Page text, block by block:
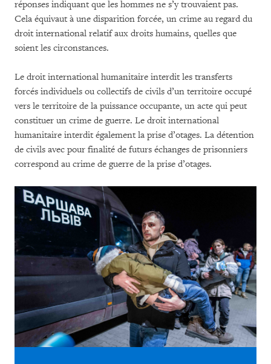
réponses indiquant que les hommes ne s’y trouvaient pas.
Cela équivaut à une disparition forcée, un crime au regard du
droit international relatif aux droits humains, quelles que
soient les circonstances.
Le droit international humanitaire interdit les transferts
forcés individuels ou collectifs de civils d’un territoire occupé
vers le territoire de la puissance occupante, un acte qui peut
constituer un crime de guerre. Le droit international
humanitaire interdit également la prise d’otages. La détention
de civils avec pour finalité de futurs échanges de prisonniers
correspond au crime de guerre de la prise d’otages.